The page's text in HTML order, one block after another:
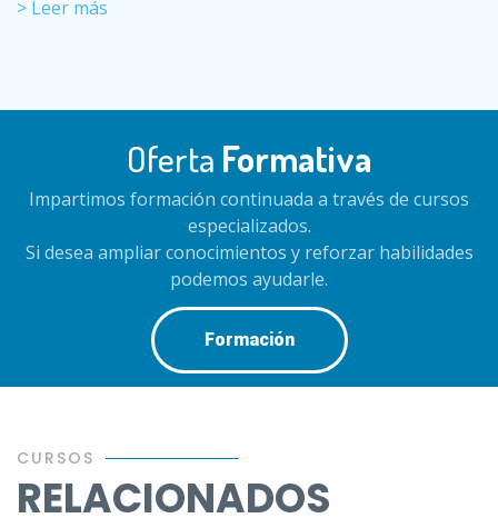
> Leer más
Oferta Formativa
Impartimos formación continuada a través de cursos
especializados.
Si desea ampliar conocimientos y reforzar habilidades
podemos ayudarle.
Formación
CURSOS
RELACIONADOS